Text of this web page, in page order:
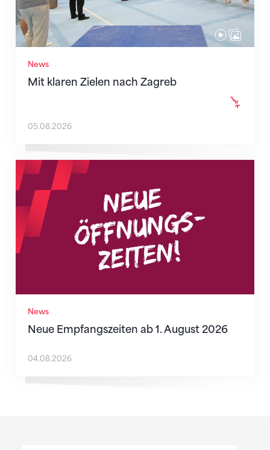
News
Mit klaren Zielen nach Zagreb
05.08.2026
News
Neue Empfangszeiten ab 1. August 2026
Neue Empfangszeiten ab 1. August 2026
04.08.2026